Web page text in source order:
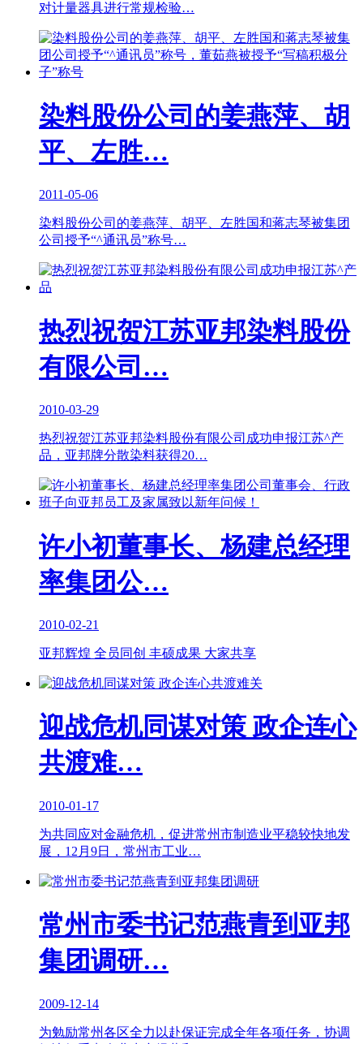
对计量器具进行常规检验…
染料股份公司的姜燕萍、胡
平、左胜…
2011-05-06
染料股份公司的姜燕萍、胡平、左胜国和蒋志琴被集团
公司授予“^通讯员”称号…
热烈祝贺江苏亚邦染料股份
有限公司…
2010-03-29
热烈祝贺江苏亚邦染料股份有限公司成功申报江苏^产
品，亚邦牌分散染料获得20…
许小初董事长、杨建总经理
率集团公…
2010-02-21
亚邦辉煌 全员同创 丰硕成果 大家共享
迎战危机同谋对策 政企连心
共渡难…
2010-01-17
为共同应对金融危机，促进常州市制造业平稳较快地发
展，12月9日，常州市工业…
常州市委书记范燕青到亚邦
集团调研…
2009-12-14
为勉励常州各区全力以赴保证完成全年各项任务，协调